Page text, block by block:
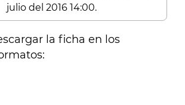
julio del 2016 14:00.
la ficha en los